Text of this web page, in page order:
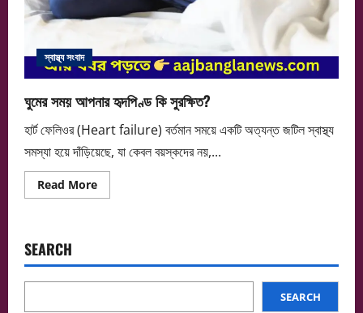
স্বাস্থ্য সংবাদ
ঘুমের সময় আপনার হৃদপিণ্ড কি সুরক্ষিত?
হার্ট ফেলিওর (Heart failure) বর্তমান সময়ে একটি অত্যন্ত জটিল স্বাস্থ্য
সমস্যা হয়ে দাঁড়িয়েছে, যা কেবল বয়স্কদের নয়,...
Read MoreRead
more
কি
SEARCH
SEARCH